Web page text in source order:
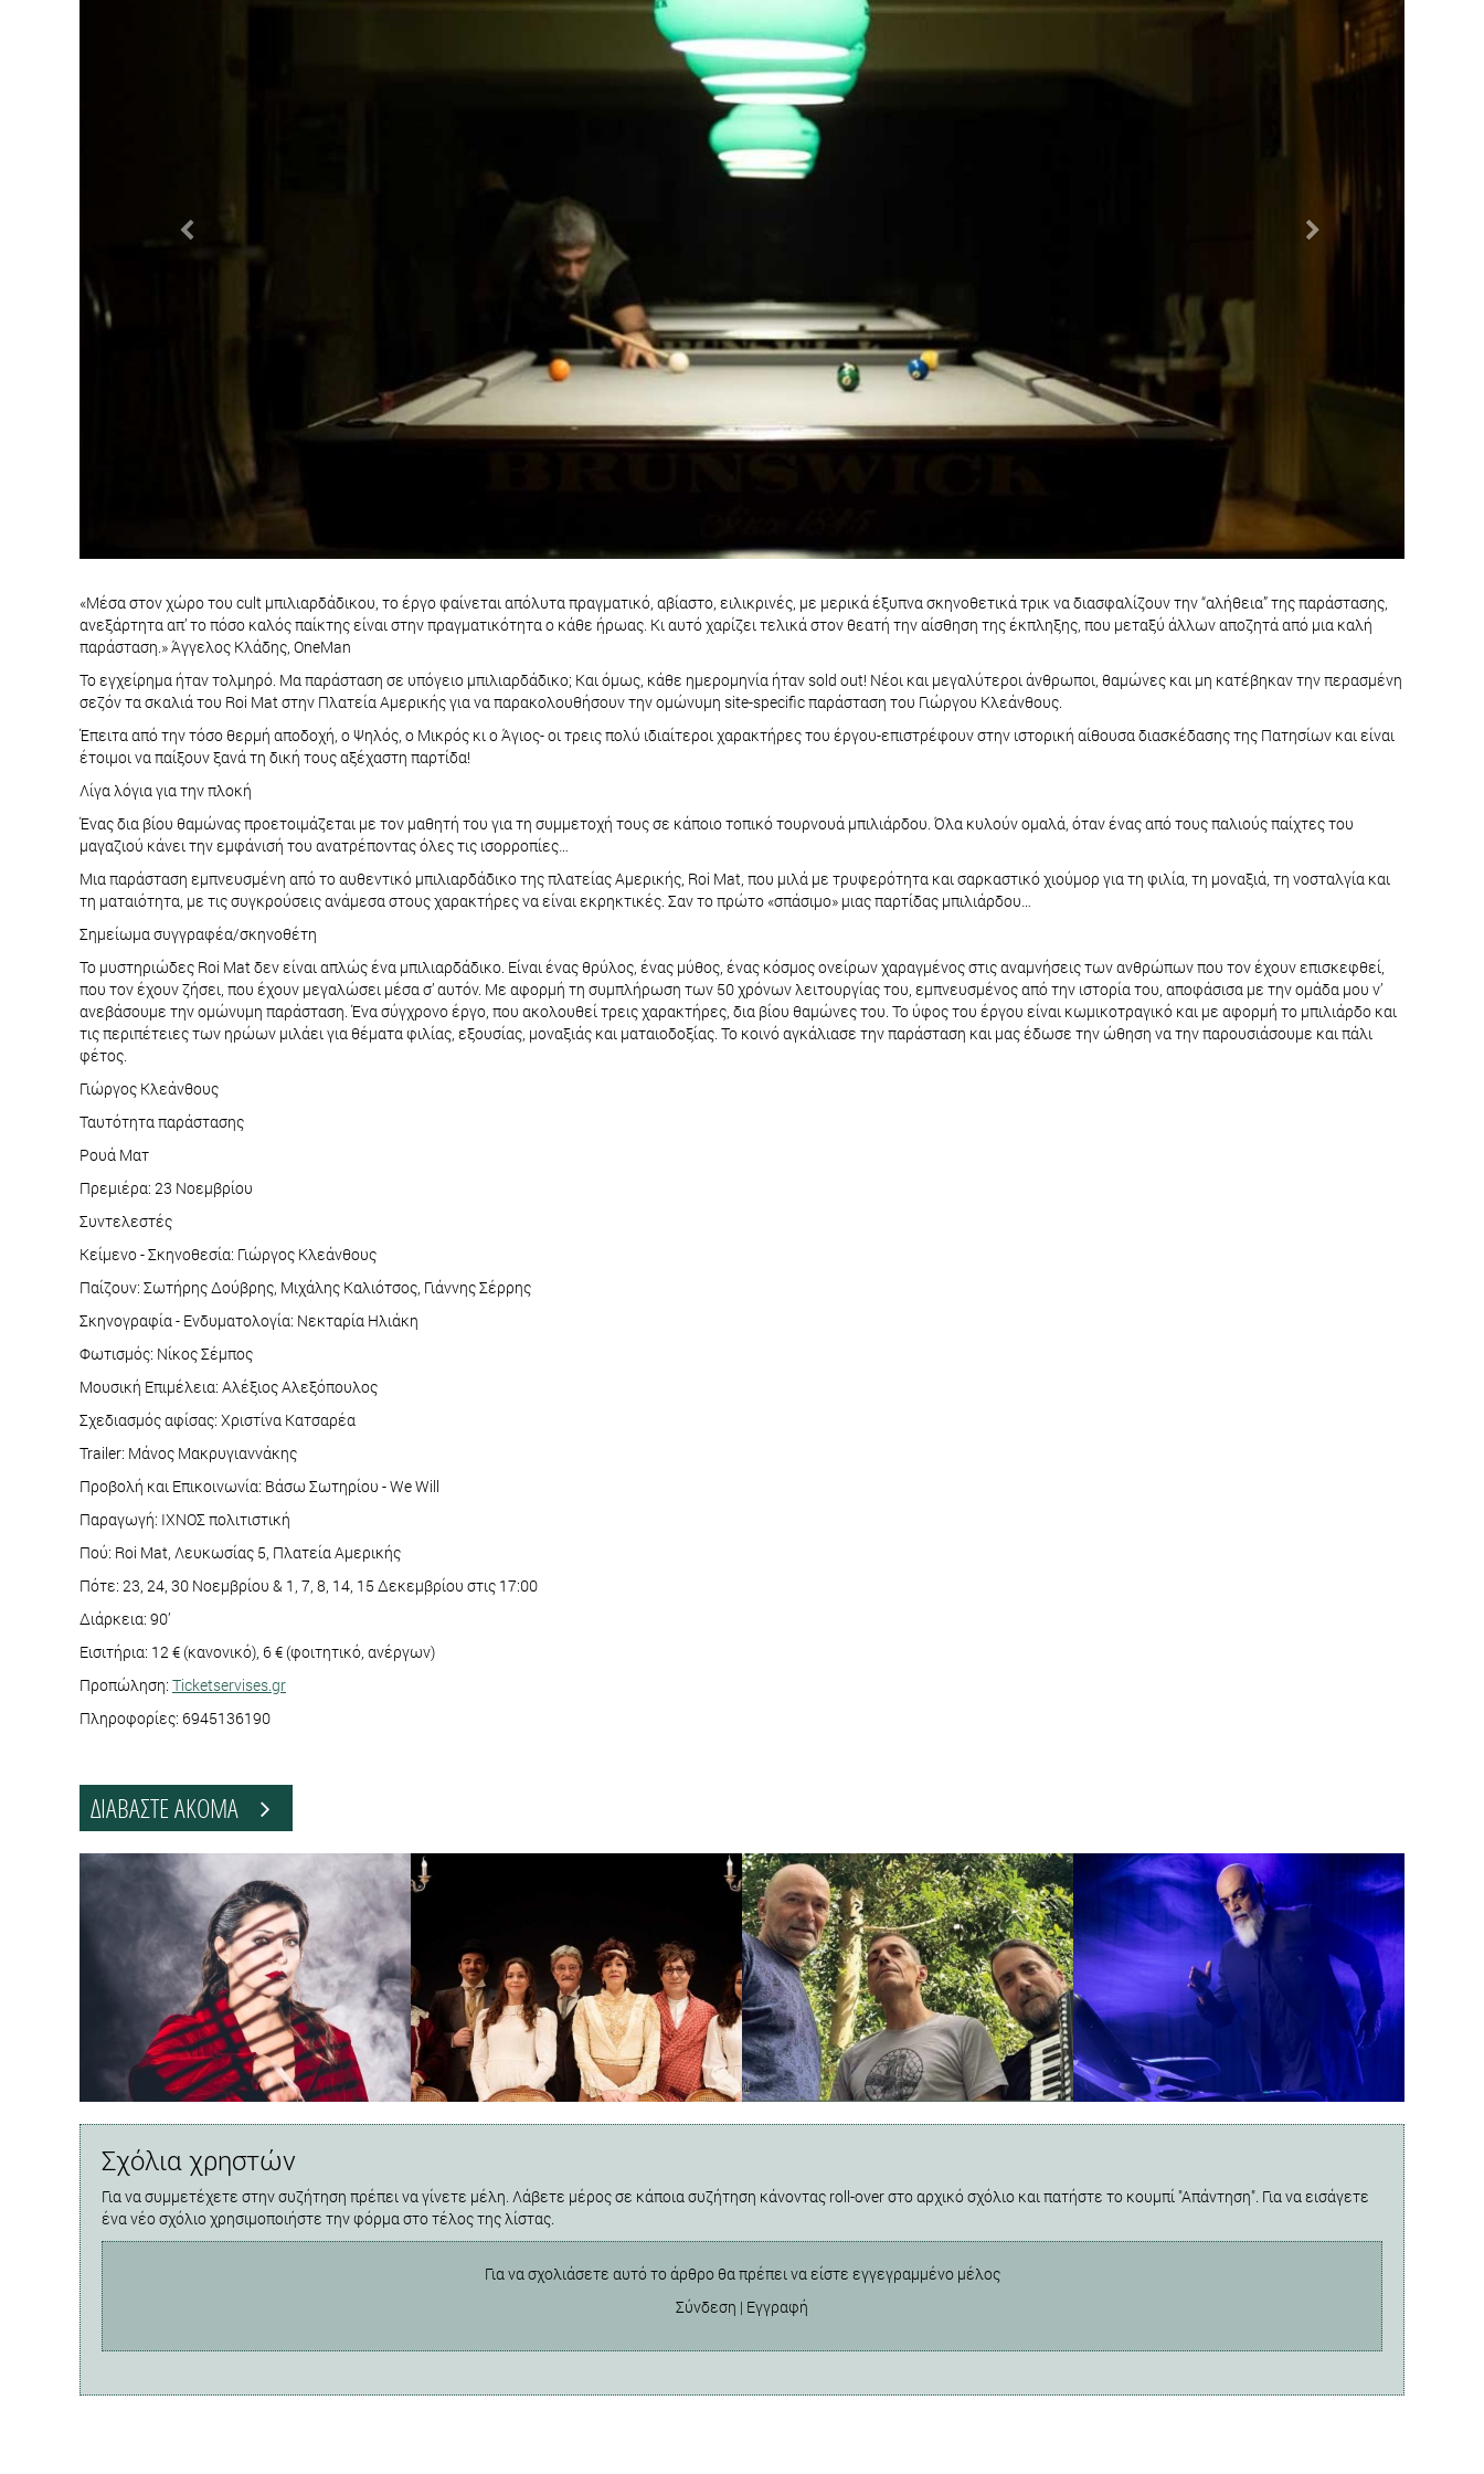
«Μέσα στον χώρο του cult μπιλιαρδάδικου, το έργο φαίνεται απόλυτα πραγματικό, αβίαστο, ειλικρινές, με μερικά έξυπνα σκηνοθετικά τρικ να διασφαλίζουν την “αλήθεια” της παράστασης,
ανεξάρτητα απ’ το πόσο καλός παίκτης είναι στην πραγματικότητα ο κάθε ήρωας. Κι αυτό χαρίζει τελικά στον θεατή την αίσθηση της έκπληξης, που μεταξύ άλλων αποζητά από μια καλή
παράσταση.» Άγγελος Κλάδης, OneMan
Το εγχείρημα ήταν τολμηρό. Μα παράσταση σε υπόγειο μπιλιαρδάδικο; Και όμως, κάθε ημερομηνία ήταν sold out! Νέοι και μεγαλύτεροι άνθρωποι, θαμώνες και μη κατέβηκαν την περασμένη
σεζόν τα σκαλιά του Roi Mat στην Πλατεία Αμερικής για να παρακολουθήσουν την ομώνυμη site-specific παράσταση του Γιώργου Κλεάνθους.
Έπειτα από την τόσο θερμή αποδοχή, ο Ψηλός, ο Μικρός κι ο Άγιος- οι τρεις πολύ ιδιαίτεροι χαρακτήρες του έργου-επιστρέφουν στην ιστορική αίθουσα διασκέδασης της Πατησίων και είναι
έτοιμοι να παίξουν ξανά τη δική τους αξέχαστη παρτίδα!
Λίγα λόγια για την πλοκή
Ένας δια βίου θαμώνας προετοιμάζεται με τον μαθητή του για τη συμμετοχή τους σε κάποιο τοπικό τουρνουά μπιλιάρδου. Όλα κυλούν ομαλά, όταν ένας από τους παλιούς παίχτες του
μαγαζιού κάνει την εμφάνισή του ανατρέποντας όλες τις ισορροπίες…
Μια παράσταση εμπνευσμένη από το αυθεντικό μπιλιαρδάδικο της πλατείας Αμερικής, Roi Mat, που μιλά με τρυφερότητα και σαρκαστικό χιούμορ για τη φιλία, τη μοναξιά, τη νοσταλγία και
τη ματαιότητα, με τις συγκρούσεις ανάμεσα στους χαρακτήρες να είναι εκρηκτικές. Σαν το πρώτο «σπάσιμο» μιας παρτίδας μπιλιάρδου…
Σημείωμα συγγραφέα/σκηνοθέτη
Το μυστηριώδες Roi Mat δεν είναι απλώς ένα μπιλιαρδάδικο. Είναι ένας θρύλος, ένας μύθος, ένας κόσμος ονείρων χαραγμένος στις αναμνήσεις των ανθρώπων που τον έχουν επισκεφθεί,
που τον έχουν ζήσει, που έχουν μεγαλώσει μέσα σ’ αυτόν. Με αφορμή τη συμπλήρωση των 50 χρόνων λειτουργίας του, εμπνευσμένος από την ιστορία του, αποφάσισα με την ομάδα μου ν’
ανεβάσουμε την ομώνυμη παράσταση. Ένα σύγχρονο έργο, που ακολουθεί τρεις χαρακτήρες, δια βίου θαμώνες του. Το ύφος του έργου είναι κωμικοτραγικό και με αφορμή το μπιλιάρδο και
τις περιπέτειες των ηρώων μιλάει για θέματα φιλίας, εξουσίας, μοναξιάς και ματαιοδοξίας. Το κοινό αγκάλιασε την παράσταση και μας έδωσε την ώθηση να την παρουσιάσουμε και πάλι
φέτος.
Γιώργος Κλεάνθους
Ταυτότητα παράστασης
Ρουά Ματ
Πρεμιέρα: 23 Νοεμβρίου
Συντελεστές
Κείμενο - Σκηνοθεσία: Γιώργος Κλεάνθους
Παίζουν: Σωτήρης Δούβρης, Μιχάλης Καλιότσος, Γιάννης Σέρρης
Σκηνογραφία - Ενδυματολογία: Νεκταρία Ηλιάκη
Φωτισμός: Νίκος Σέμπος
Μουσική Επιμέλεια: Αλέξιος Αλεξόπουλος
Σχεδιασμός αφίσας: Χριστίνα Κατσαρέα
Trailer: Μάνος Μακρυγιαννάκης
Προβολή και Επικοινωνία: Βάσω Σωτηρίου - We Will
Παραγωγή: ΙΧΝΟΣ πολιτιστική
Πού: Roi Mat, Λευκωσίας 5, Πλατεία Αμερικής
Πότε: 23, 24, 30 Νοεμβρίου & 1, 7, 8, 14, 15 Δεκεμβρίου στις 17:00
Διάρκεια: 90’
Εισιτήρια: 12 € (κανονικό), 6 € (φοιτητικό, ανέργων)
Προπώληση: Ticketservises.gr
Πληροφορίες: 6945136190
ΔΙΑΒΑΣΤΕ ΑΚΟΜΑ
Σχόλια χρηστών
Για να συμμετέχετε στην συζήτηση πρέπει να γίνετε μέλη. Λάβετε μέρος σε κάποια συζήτηση κάνοντας roll-over στο αρχικό σχόλιο και πατήστε το κουμπί "Απάντηση". Για να εισάγετε
ένα νέο σχόλιο χρησιμοποιήστε την φόρμα στο τέλος της λίστας.
Για να σχολιάσετε αυτό το άρθρο θα πρέπει να είστε εγγεγραμμένο μέλος
Σύνδεση | Εγγραφή